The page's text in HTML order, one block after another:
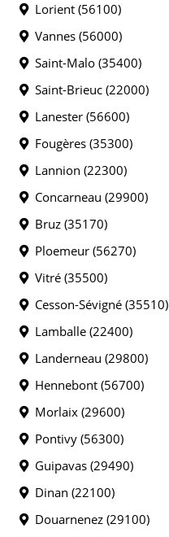
Lorient (56100)
Vannes (56000)
Saint-Malo (35400)
Saint-Brieuc (22000)
Lanester (56600)
Fougères (35300)
Lannion (22300)
Concarneau (29900)
Bruz (35170)
Ploemeur (56270)
Vitré (35500)
Cesson-Sévigné (35510)
Lamballe (22400)
Landerneau (29800)
Hennebont (56700)
Morlaix (29600)
Pontivy (56300)
Guipavas (29490)
Dinan (22100)
Douarnenez (29100)